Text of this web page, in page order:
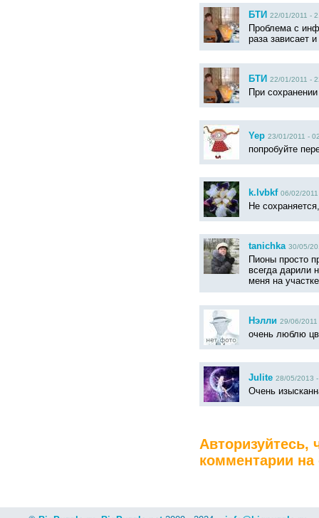
БТИ 22/01/2011 -
Проблема с
раза зависает
БТИ 22/01/2011 -
При
Yep 23/01/2011 -
попробуйте
k.lvbkf 06/02/
Не
tanichka 30/05/
Пионы просто
всегда дарили
меня на
Нэлли 29/06/
очень люблю
Julite 28/05/2013
Очень
Авторизуйтесь,
комментарии на